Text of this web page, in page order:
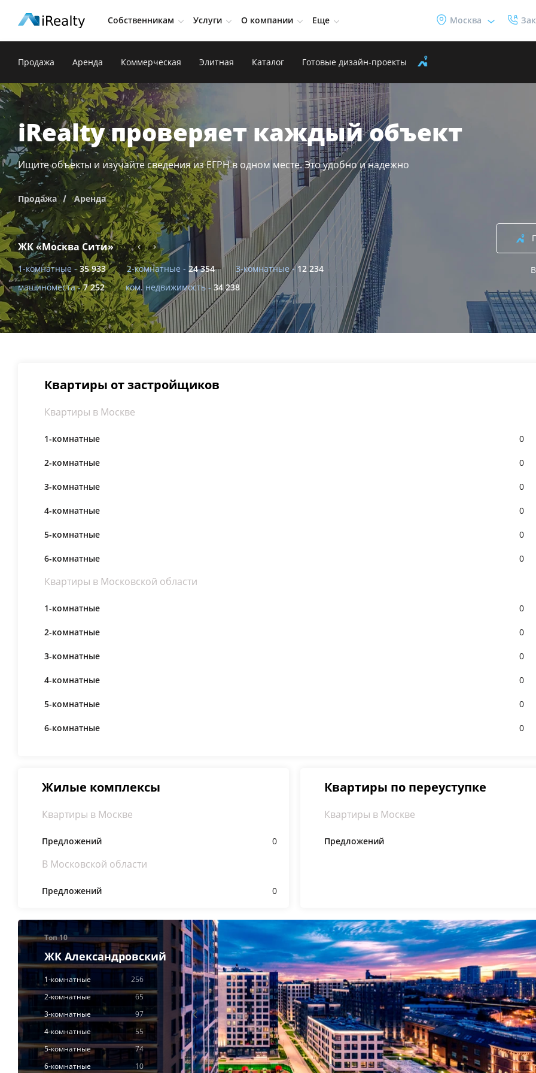
Собственникам Услуги О компании Еще Москва
Продажа Аренда Коммерческая Элитная Каталог Готовые дизайн-проекты
iRealty
-
Каталог
продажа
iRealty проверяет каждый объект
Ищите объекты и изучайте сведения из ЕГРН в одном месте. Это удобно и надежно
Продажа Аренда
ЖК «Москва Сити»
1-комнатные -35 933 2-комнатные - 24 354 3-комнатные -12 234
машиноместа -7 252 ком. недвижимость -34 238
ЖК «Victory Park Residences»
1-комнатные -
24
машиноместа -
ком.
Квартиры от застройщиков
Квартиры в Москве
1-комнатные 0
2-комнатные 0
3-комнатные 0
4-комнатные 0
5-комнатные 0
6-комнатные 0
Квартиры в Московской области
1-комнатные 0
2-комнатные 0
3-комнатные 0
4-комнатные 0
5-комнатные 0
6-комнатные 0
Жилые комплексы
Квартиры в Москве
Предложений 0
В Московской области
Предложений 0
Квартиры по переуступке
Квартиры в Москве
Предложений
Топ 10
ЖК Александровский
1-комнатные
256
2-комнатные
65
3-комнатные
97
4-комнатные
55
5-комнатные
74
6-комнатные
10